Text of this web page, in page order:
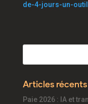
de-4-jours-un-
Articles récents
Paie 2026 : IA et